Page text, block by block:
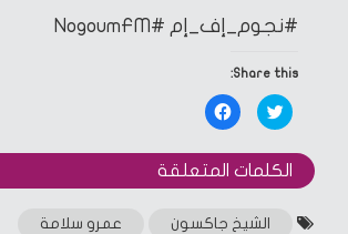
#نجوم_إف_إم #NogoumFM
Share this:
Click
to
share
Twitter
(Opens
in
window)
Click
to
Facebook
(Opens
in
window)
الكلمات المتعلقة‎
الشيخ جاكسون عمرو سلامة